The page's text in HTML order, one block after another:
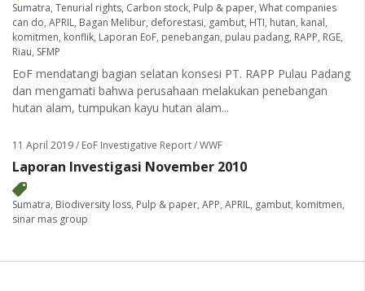
Sumatra, Tenurial rights, Carbon stock, Pulp & paper, What companies
can do, APRIL, Bagan Melibur, deforestasi, gambut, HTI, hutan, kanal,
komitmen, konflik, Laporan EoF, penebangan, pulau padang, RAPP, RGE,
Riau, SFMP
EoF mendatangi bagian selatan konsesi PT. RAPP Pulau Padang
dan mengamati bahwa perusahaan melakukan penebangan
hutan alam, tumpukan kayu hutan alam...
11 April 2019/ EoF Investigative Report / WWF
Laporan Investigasi November 2010
Sumatra, Biodiversity loss, Pulp & paper, APP, APRIL, gambut, komitmen,
sinar mas group